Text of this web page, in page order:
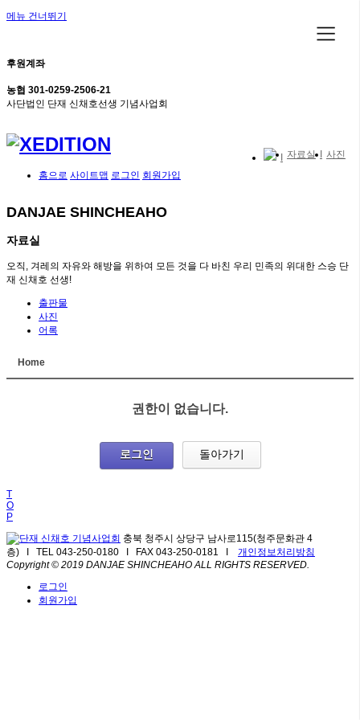
메뉴 건너뛰기
후원계좌
농협 301-0259-2506-21
사단법인 단재 신채호선생 기념사업회
홈으로 사이트맵 로그인 회원가입
DANJAE SHINCHEAHO
자료실
오직, 겨레의 자유와 해방을 위하여 모든 것을 다 바친 우리 민족의 위대한 스승 단
재 신채호 선생!
자료실 사진
출판물
사진
어록
Home
권한이 없습니다.
로그인 돌아가기
T
O
P
충북 청주시 상당구 남사로115(청주문화관 4
층) I TEL 043-250-0180 I FAX 043-250-0181 I 개인정보처리방침
Copyright © 2019 DANJAE SHINCHEAHO ALL RIGHTS RESERVED.
로그인
회원가입